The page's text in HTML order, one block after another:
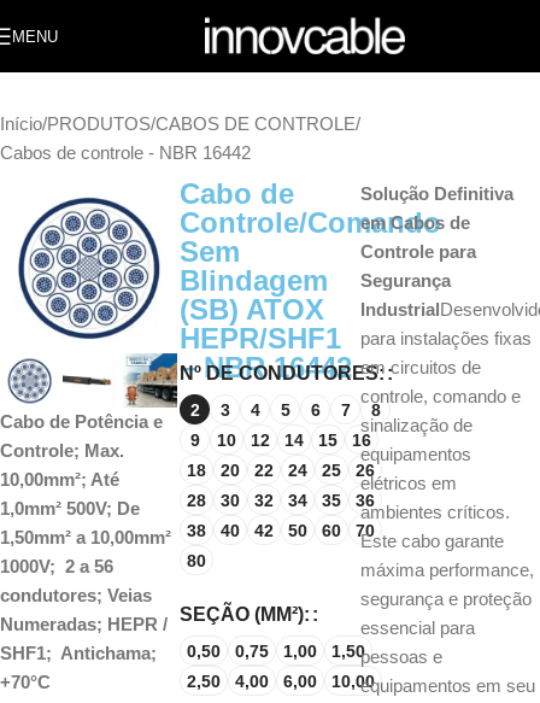
MENU
Início/PRODUTOS/CABOS DE CONTROLE/
Cabos de controle - NBR 16442
Cabo de Potência e
Controle; Max.
10,00mm²; Até
1,0mm² 500V; De
1,50mm² a 10,00mm²
1000V; 2 a 56
condutores; Veias
Numeradas; HEPR /
SHF1; Antichama;
+70°C
Cabo de
Controle/Comando
Sem
Blindagem
(SB) ATOX
HEPR/SHF1
– NBR 16442
Nº DE CONDUTORES:
2 3 4 5 6 7
8
9
10 12 14 15
16
18
20 22 24 25
26
28
30 32 34 35
36
38
40 42 50 60
70
80
SEÇÃO (MM²):
0,50 0,75 1,00
1,50
2,50
4,00 6,00 10,00
Solução Definitiva
em Cabos de
Controle para
Segurança
Industrial
para instalações fixas
em circuitos de
controle, comando e
sinalização de
equipamentos
elétricos em
ambientes críticos.
Este cabo garante
máxima performance,
segurança e proteção
essencial para
pessoas e
equipamentos em seu